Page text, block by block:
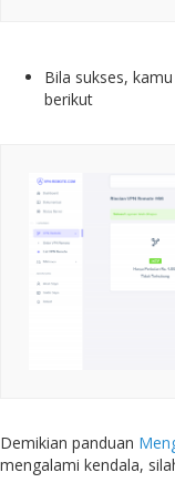
Bila sukses,
berikut
Demikian panduan
mengalami kendala,